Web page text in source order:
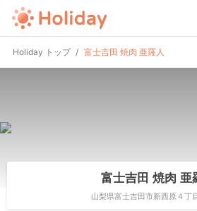
Holiday トップ 富士吉田 焼肉 亜羅人
富士吉田 焼肉 亜
山梨県富士吉田市新西原４丁